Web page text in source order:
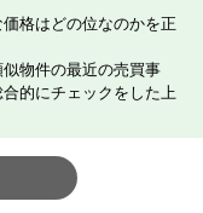
格はどの位なのかを正
物件の最近の売買事
的にチェックをした上